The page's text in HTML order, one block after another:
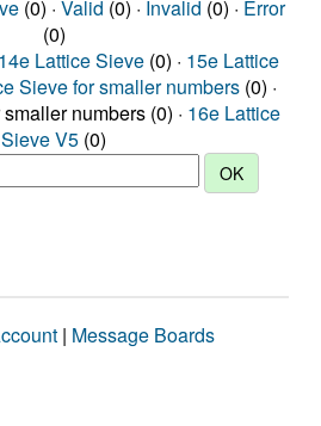
(0) · Valid (0) · Invalid (0) · Error
(0)
14e Lattice Sieve (0) · 15e Lattice
Sieve for smaller numbers (0) ·
numbers (0) · 16e Lattice
Sieve V5 (0)
| Message Boards